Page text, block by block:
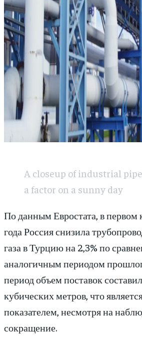
A closeup of industrial
a factor on a sunny day
По данным Евростата, в первом
года Россия снизила
газа в Турцию на 2,3% по
аналогичным периодом
период объем поставок
кубических метров, что
показателем, несмотря на
сокращение.